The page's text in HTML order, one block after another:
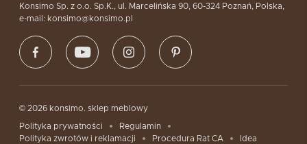
Konsimo Sp. z o.o. Sp.K., ul. Marcelińska 90, 60-324 Poznań, Polska,
e-mail: konsimo@konsimo.pl
© 2026 konsimo. sklep meblowy
Polityka prywatności
Regulamin
Polityka zwrotów i reklamacji
Procedura Rat CA Idea